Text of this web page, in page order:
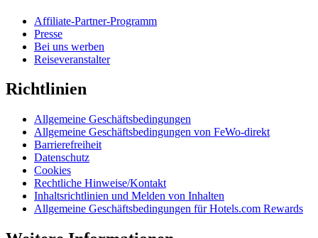
Affiliate-Partner-Programm
Presse
Bei uns werben
Reiseveranstalter
Richtlinien
Allgemeine Geschäftsbedingungen
Allgemeine Geschäftsbedingungen von FeWo-direkt
Barrierefreiheit
Datenschutz
Cookies
Rechtliche Hinweise/Kontakt
Inhaltsrichtlinien und Melden von Inhalten
Allgemeine Geschäftsbedingungen für Hotels.com Rewards